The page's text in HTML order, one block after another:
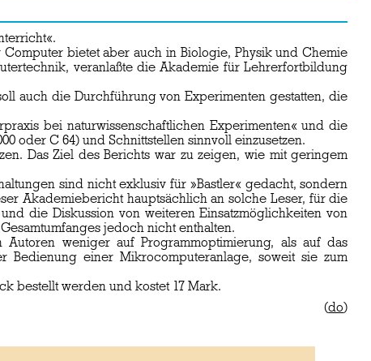
bietet aber auch in Biologie, Physik und Chemie
veranlaßte die Akademie für Lehrerfortbildung
auch die Durchführung von Experimenten gestatten, die
bei naturwissenschaftlichen Experimenten« und die
oder C 64) und Schnittstellen sinnvoll einzusetzen.
Das Ziel des Berichts war zu zeigen, wie mit geringem
sind nicht exklusiv für »Bastler« gedacht, sondern
Akademiebericht hauptsächlich an solche Leser, für die
die Diskussion von weiteren Einsatzmöglichkeiten von
jedoch nicht enthalten.
weniger auf Programmoptimierung, als auf das
einer Mikrocomputeranlage, soweit sie zum
bestellt werden und kostet 17 Mark.
(do)